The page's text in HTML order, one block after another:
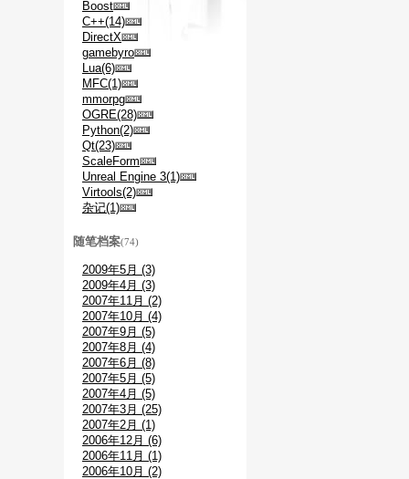
Boost
C++(14)
DirectX
gamebyro
Lua(6)
MFC(1)
mmorpg
OGRE(28)
Python(2)
Qt(23)
ScaleForm
Unreal Engine 3(1)
Virtools(2)
杂记(1)
随笔档案(74)
2009年5月 (3)
2009年4月 (3)
2007年11月 (2)
2007年10月 (4)
2007年9月 (5)
2007年8月 (4)
2007年6月 (8)
2007年5月 (5)
2007年4月 (5)
2007年3月 (25)
2007年2月 (1)
2006年12月 (6)
2006年11月 (1)
2006年10月 (2)